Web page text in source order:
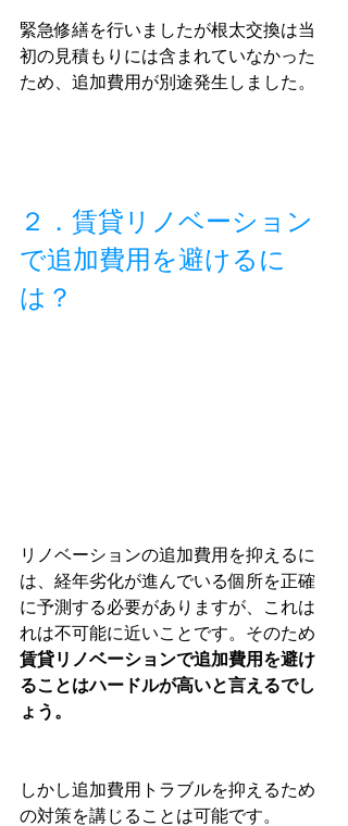
緊急修繕を行いましたが根太交換は当
初の見積もりには含まれていなかった
ため、追加費用が別途発生しました。
２．賃貸リノベーション
で追加費用を避けるに
は？
リノベーションの追加費用を抑えるに
は、経年劣化が進んでいる個所を正確
に予測する必要がありますが、これは
れは不可能に近いことです。そのため
賃貸リノベーションで追加費用を避け
ることはハードルが高いと言えるでし
ょう。
しかし追加費用トラブルを抑えるため
の対策を講じることは可能です。